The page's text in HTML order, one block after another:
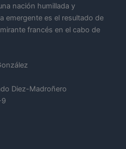
nación humillada y
emergente es el resultado de
francés en el cabo de
Diez-Madroñero